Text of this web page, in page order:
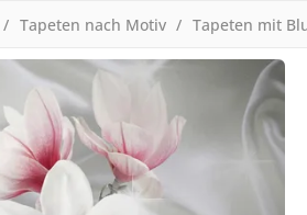
Tapeten nach Motiv Tapeten mit